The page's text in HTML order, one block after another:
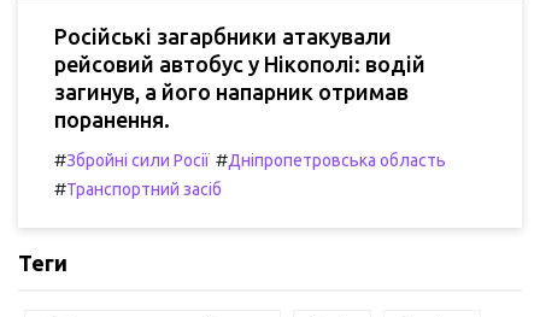
Російські загарбники атакували
рейсовий автобус у Нікополі: водій
загинув, а його напарник отримав
поранення.
#Збройні сили Росії #Дніпропетровська область
#Транспортний засіб
Теги